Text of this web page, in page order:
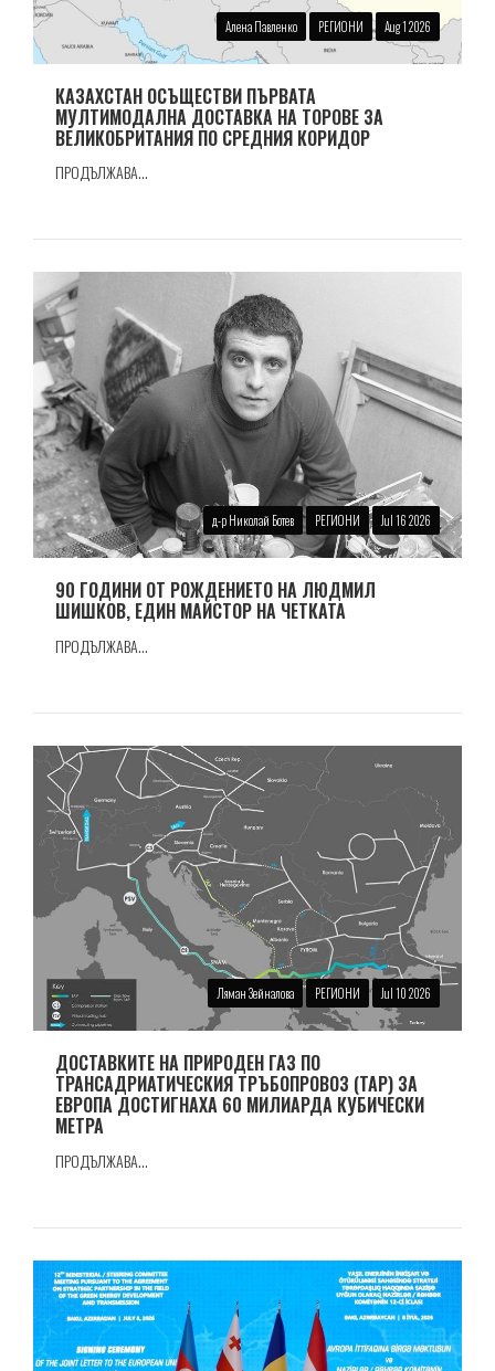
Алена Павленко РЕГИОНИ Aug 1 2026
КАЗАХСТАН ОСЪЩЕСТВИ ПЪРВАТА
МУЛТИМОДАЛНА ДОСТАВКА НА ТОРОВЕ ЗА
ВЕЛИКОБРИТАНИЯ ПО СРЕДНИЯ КОРИДОР
ПРОДЪЛЖАВА...
д-р Николай Ботев РЕГИОНИ Jul 16 2026
90 ГОДИНИ ОТ РОЖДЕНИЕТО НА ЛЮДМИЛ
ШИШКОВ, ЕДИН МАЙСТОР НА ЧЕТКАТА
ПРОДЪЛЖАВА...
Ляман Зейналова РЕГИОНИ Jul 10 2026
ДОСТАВКИТЕ НА ПРИРОДЕН ГАЗ ПО
ТРАНСАДРИАТИЧЕСКИЯ ТРЪБОПРОВОЗ (TAP) ЗА
ЕВРОПА ДОСТИГНАХА 60 МИЛИАРДА КУБИЧЕСКИ
МЕТРА
ПРОДЪЛЖАВА...